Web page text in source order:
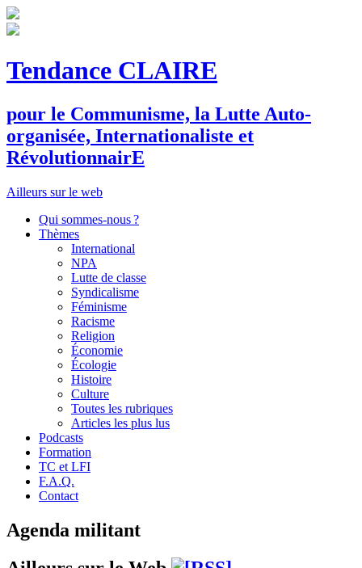
Tendance CLAIRE
pour le Communisme, la Lutte Auto-
organisée, Internationaliste et
RévolutionnairE
Ailleurs sur le web
Qui sommes-nous ?
Thèmes
International
NPA
Lutte de classe
Syndicalisme
Féminisme
Racisme
Religion
Économie
Écologie
Histoire
Culture
Toutes les rubriques
Articles les plus lus
Podcasts
Formation
TC et LFI
F.A.Q.
Contact
Agenda militant